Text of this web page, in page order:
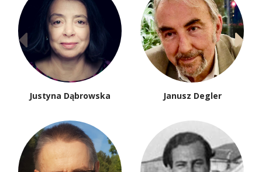
Justyna Dąbrowska Janusz Degler